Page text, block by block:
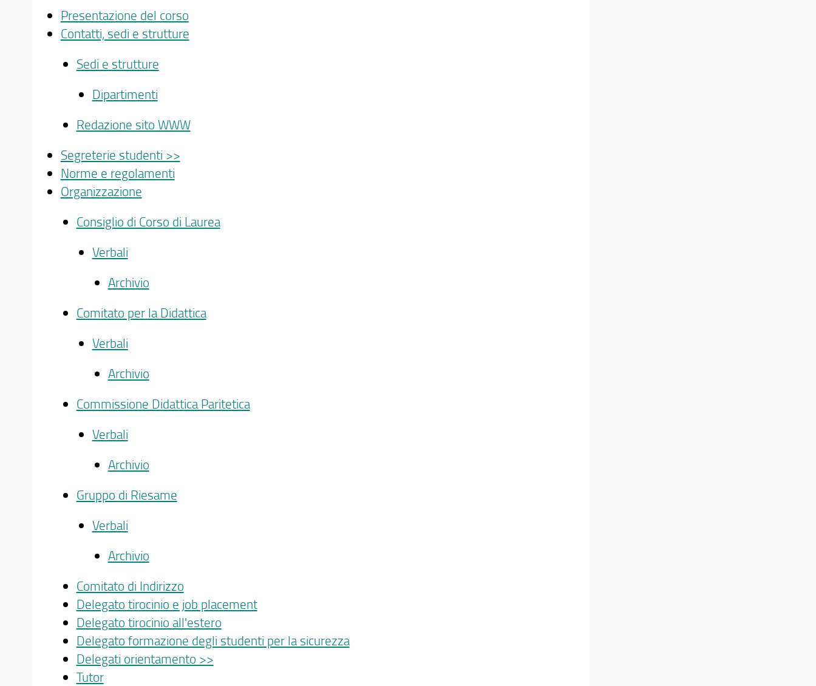
Presentazione del corso
Contatti, sedi e strutture
Sedi e strutture
Dipartimenti
Redazione sito WWW
Segreterie studenti >>
Norme e regolamenti
Organizzazione
Consiglio di Corso di Laurea
Verbali
Archivio
Comitato per la Didattica
Verbali
Archivio
Commissione Didattica Paritetica
Verbali
Archivio
Gruppo di Riesame
Verbali
Archivio
Comitato di Indirizzo
Delegato tirocinio e job placement
Delegato tirocinio all'estero
Delegato formazione degli studenti per la sicurezza
Delegati orientamento >>
Tutor